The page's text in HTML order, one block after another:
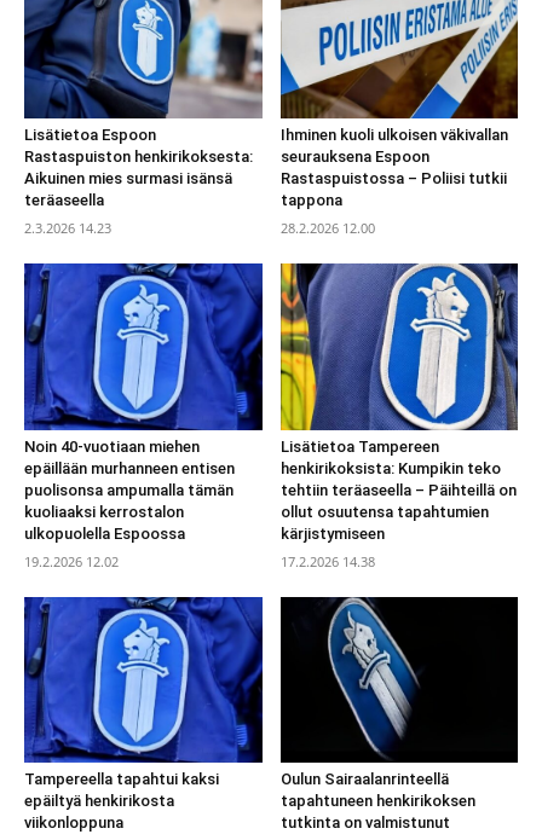
Lisätietoa Espoon
Rastaspuiston henkirikoksesta:
Aikuinen mies surmasi isänsä
teräaseella
2.3.2026 14.23
Ihminen kuoli ulkoisen väkivallan
seurauksena Espoon
Rastaspuistossa – Poliisi tutkii
tappona
28.2.2026 12.00
Noin 40-vuotiaan miehen
epäillään murhanneen entisen
puolisonsa ampumalla tämän
kuoliaaksi kerrostalon
ulkopuolella Espoossa
19.2.2026 12.02
Lisätietoa Tampereen
henkirikoksista: Kumpikin teko
tehtiin teräaseella – Päihteillä on
ollut osuutensa tapahtumien
kärjistymiseen
17.2.2026 14.38
Tampereella tapahtui kaksi
epäiltyä henkirikosta
viikonloppuna
Oulun Sairaalanrinteellä
tapahtuneen henkirikoksen
tutkinta on valmistunut